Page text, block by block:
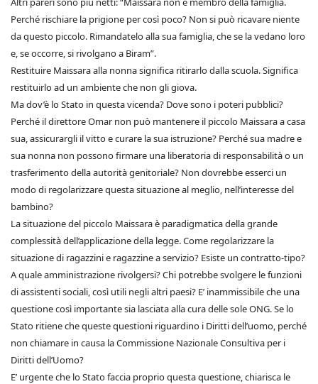
Perché rischiare la prigione per così poco? Non si può ricavare niente
da questo piccolo. Rimandatelo alla sua famiglia, che se la vedano loro
e, se occorre, si rivolgano a Biram”.
Restituire Maissara alla nonna significa ritirarlo dalla scuola. Significa
restituirlo ad un ambiente che non gli giova.
Ma dov’è lo Stato in questa vicenda? Dove sono i poteri pubblici?
Perché il direttore Omar non può mantenere il piccolo Maissara a casa
sua, assicurargli il vitto e curare la sua istruzione? Perché sua madre e
sua nonna non possono firmare una liberatoria di responsabilità o un
trasferimento della autorità genitoriale? Non dovrebbe esserci un
modo di regolarizzare questa situazione al meglio, nell’interesse del
bambino?
La situazione del piccolo Maissara è paradigmatica della grande
complessità dell’applicazione della legge. Come regolarizzare la
situazione di ragazzini e ragazzine a servizio? Esiste un contratto-tipo?
A quale amministrazione rivolgersi? Chi potrebbe svolgere le funzioni
di assistenti sociali, così utili negli altri paesi? E’ inammissibile che una
questione così importante sia lasciata alla cura delle sole ONG. Se lo
Stato ritiene che queste questioni riguardino i Diritti dell’uomo, perché
non chiamare in causa la Commissione Nazionale Consultiva per i
Diritti dell’Uomo?
E’ urgente che lo Stato faccia proprio questa questione, chiarisca le